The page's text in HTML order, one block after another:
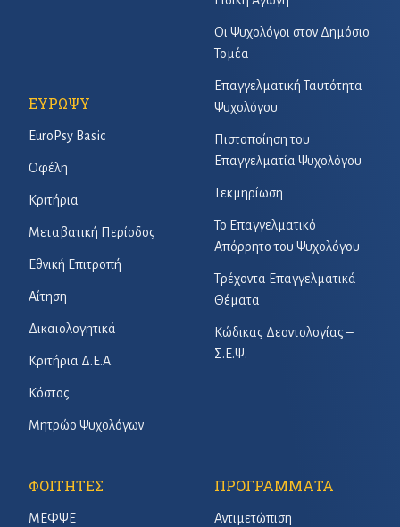
Οι Ψυχολόγοι στον Δημόσιο
Τομέα
Επαγγελματική Ταυτότητα
Ψυχολόγου
Πιστοποίηση του
Επαγγελματία Ψυχολόγου
Τεκμηρίωση
Το Επαγγελματικό
Απόρρητο του Ψυχολόγου
Τρέχοντα Επαγγελματικά
Θέματα
Κώδικας Δεοντολογίας –
Σ.Ε.Ψ.
ΕΥΡΩΨΥ
EuroPsy Basic
Οφέλη
Κριτήρια
Μεταβατική Περίοδος
Εθνική Επιτροπή
Αίτηση
Δικαιολογητικά
Κριτήρια Δ.Ε.Α.
Κόστος
Μητρώο Ψυχολόγων
ΦΟΙΤΗΤΕΣ
ΜΕΦΨΕ
ΠΡΟΓΡΑΜΜΑΤΑ
Αντιμετώπιση